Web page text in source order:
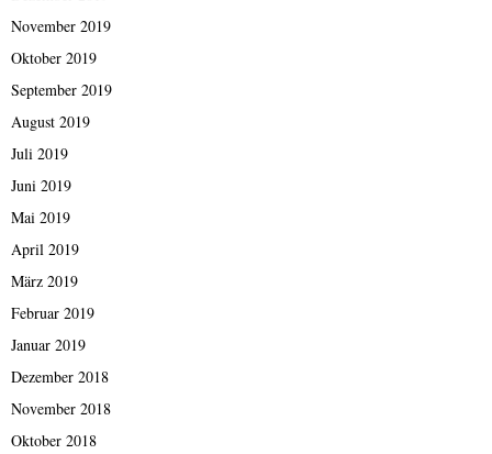
November 2019
Oktober 2019
September 2019
August 2019
Juli 2019
Juni 2019
Mai 2019
April 2019
März 2019
Februar 2019
Januar 2019
Dezember 2018
November 2018
Oktober 2018